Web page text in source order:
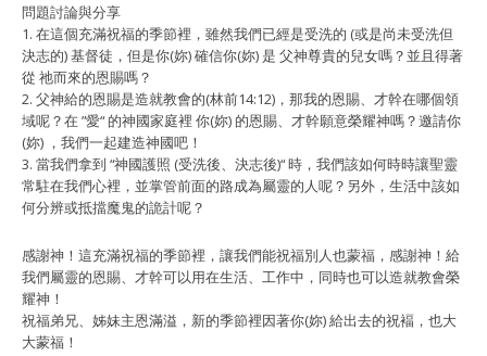
問題討論與分享
1. 在這個充滿祝福的季節裡，雖然我們已經是受洗的 (或是尚未受洗但
決志的) 基督徒，但是你(妳) 確信你(妳) 是 ⽗神尊貴的兒女嗎？並且得著
從 祂⽽來的恩賜嗎？
2. ⽗神給的恩賜是造就教會的(林前14:12)，那我的恩賜、才幹在哪個領
域呢？在 ”愛“ 的神國家庭裡 你(妳) 的恩賜、才幹願意榮耀神嗎？邀請你
(妳) ，我們⼀起建造神國吧！
3. 當我們拿到 “神國護照 (受洗後、決志後)“ 時，我們該如何時時讓聖靈
常駐在我們⼼裡，並掌管前⾯的路成為屬靈的⼈呢？另外，⽣活中該如
何分辨或抵擋魔⿁的詭計呢？
感謝神！這充滿祝福的季節裡，讓我們能祝福別⼈也蒙福，感謝神！給
我們屬靈的恩賜、才幹可以⽤在⽣活、⼯作中，同時也可以造就教會榮
耀神！
祝福弟兄、姊妹主恩滿溢，新的季節裡因著你(妳) 給出去的祝褔，也⼤
⼤蒙福！